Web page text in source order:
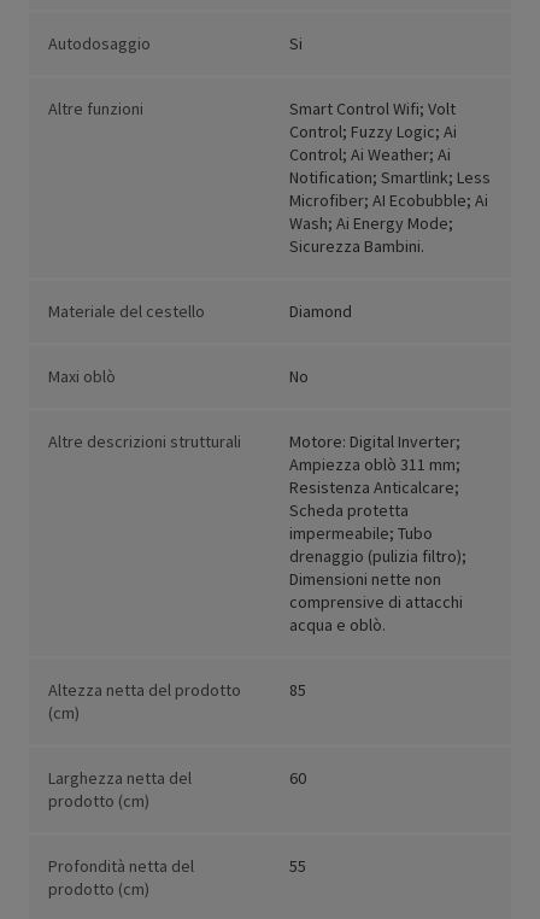
Autodosaggio Si
Altre funzioni
Smart Control Wifi; Volt
Control; Fuzzy Logic; Ai
Control; Ai Weather; Ai
Notification; Smartlink; Less
Microfiber; AI Ecobubble; Ai
Wash; Ai Energy Mode;
Sicurezza Bambini.
Materiale del cestello Diamond
Maxi oblò No
Altre descrizioni strutturali
Motore: Digital Inverter;
Ampiezza oblò 311 mm;
Resistenza Anticalcare;
Scheda protetta
impermeabile; Tubo
drenaggio (pulizia filtro);
Dimensioni nette non
comprensive di attacchi
acqua e oblò.
Altezza netta del prodotto
(cm)
85
Larghezza netta del
prodotto (cm)
60
Profondità netta del
prodotto (cm)
55